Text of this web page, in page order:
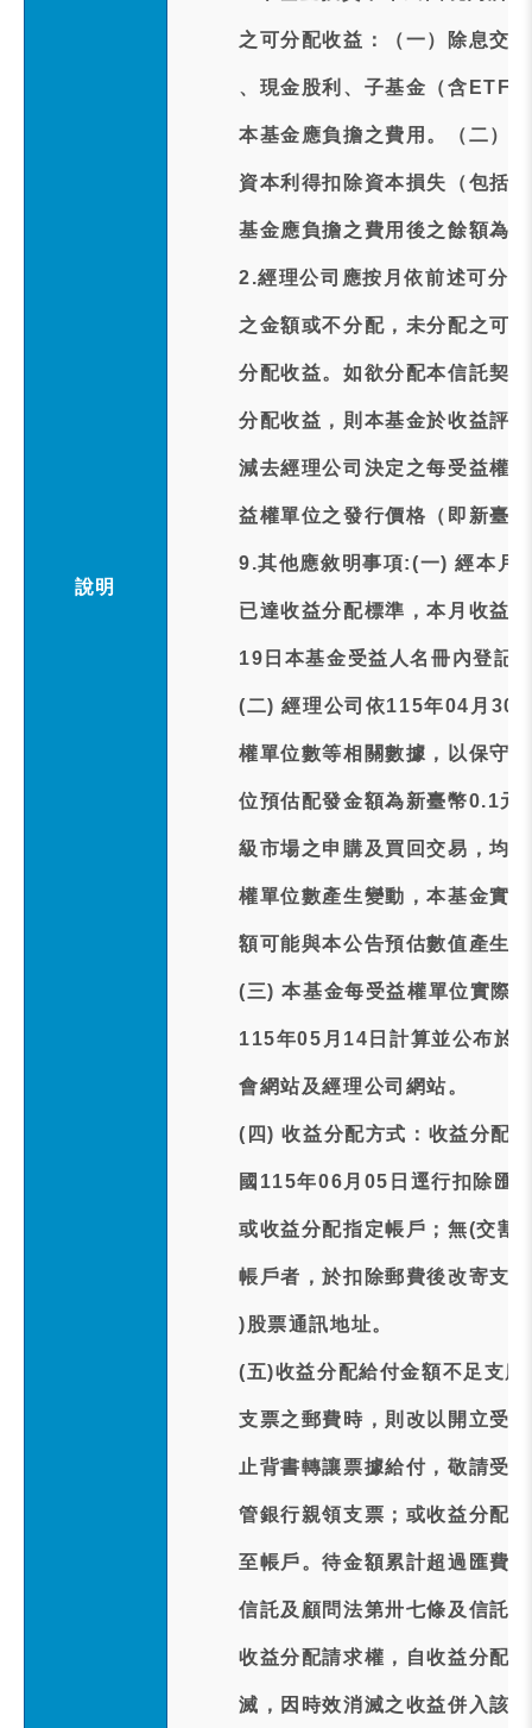
說明
之可分配收益：（一）除息交
、現金股利、子基金（含ETF
本基金應負擔之費用。（二）
資本利得扣除資本損失（包括
基金應負擔之費用後之餘額為
2.經理公司應按月依前述可分
之金額或不分配，未分配之可
分配收益。如欲分配本信託契
分配收益，則本基金於收益評
減去經理公司決定之每受益權
益權單位之發行價格（即新臺
9.其他應敘明事項:(一) 經本月
已達收益分配標準，本月收益
19日本基金受益人名冊內登記
(二) 經理公司依115年04月30
權單位數等相關數據，以保守
位預估配發金額為新臺幣0.1元
級市場之申購及買回交易，均
權單位數產生變動，本基金實
額可能與本公告預估數值產生
(三) 本基金每受益權單位實際
115年05月14日計算並公布於
會網站及經理公司網站。
(四) 收益分配方式：收益分配
國115年06月05日逕行扣除匯
或收益分配指定帳戶；無(交割
帳戶者，於扣除郵費後改寄支
)股票通訊地址。
(五)收益分配給付金額不足支
支票之郵費時，則改以開立受
止背書轉讓票據給付，敬請受
管銀行親領支票；或收益分配
至帳戶。待金額累計超過匯費
信託及顧問法第卅七條及信託
收益分配請求權，自收益分配
滅，因時效消滅之收益併入該